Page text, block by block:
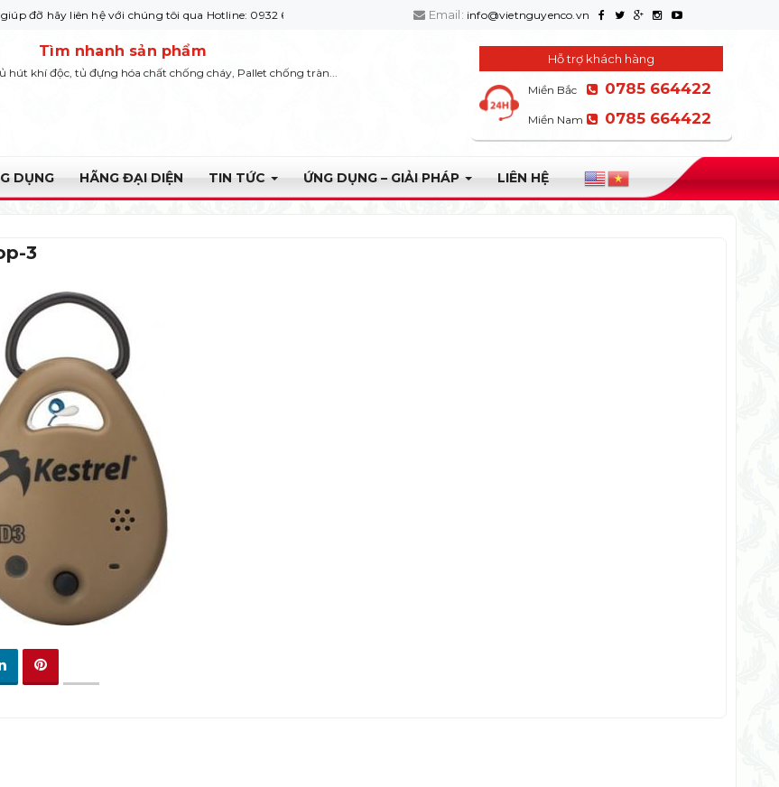
liên hệ với chúng tôi qua Hotline: 0932 664422 Email: info@vietnguyenco.vn
Tìm nhanh sản phẩm
hút khí độc, tủ đựng hóa chất chống cháy, Pallet chống tràn...
Hỗ trợ khách hàng
Miền Bắc 0785 664422
Miền Nam 0785 664422
DỤNG HÃNG ĐẠI DIỆN TIN TỨC ỨNG DỤNG – GIẢI PHÁP LIÊN HỆ
3